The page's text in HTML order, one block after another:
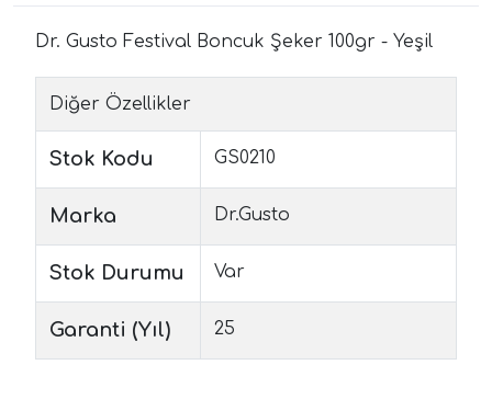
Dr. Gusto Festival Boncuk Şeker 100gr - Yeşil
Diğer Özellikler
Stok Kodu GS0210
Marka Dr.Gusto
Stok Durumu Var
Garanti (Yıl) 25